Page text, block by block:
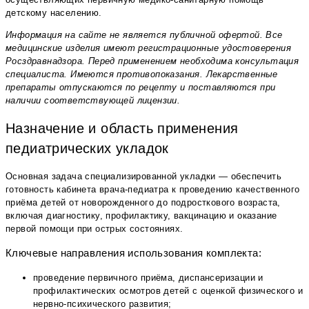
детскому населению.
Информация на сайте не является публичной офертой. Все
медицинские изделия имеют регистрационные удостоверения
Росздравнадзора. Перед применением необходима консультация
специалиста. Имеются противопоказания. Лекарственные
препараты отпускаются по рецепту и поставляются при
наличии соответствующей лицензии.
Назначение и область применения
педиатрических укладок
Основная задача специализированной укладки — обеспечить
готовность кабинета врача-педиатра к проведению качественного
приёма детей от новорожденного до подросткового возраста,
включая диагностику, профилактику, вакцинацию и оказание
первой помощи при острых состояниях.
Ключевые направления использования комплекта:
проведение первичного приёма, диспансеризации и
профилактических осмотров детей с оценкой физического и
нервно-психического развития;